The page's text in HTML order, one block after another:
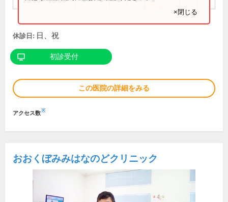
×閉じる
休診日: 日、祝
初診受付
この医院の詳細をみる
アクセス数※
おおくぼみみはなのどクリニック